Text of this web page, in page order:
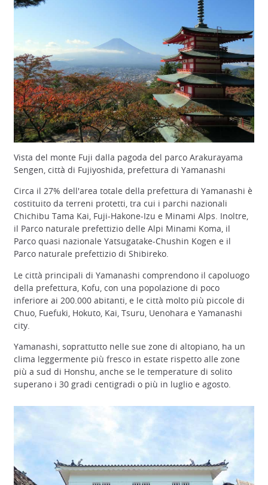
Vista del monte Fuji dalla pagoda del parco Arakurayama
Sengen, città di Fujiyoshida, prefettura di Yamanashi
Circa il 27% dell'area totale della prefettura di Yamanashi è
costituito da terreni protetti, tra cui i parchi nazionali
Chichibu Tama Kai, Fuji-Hakone-Izu e Minami Alps. Inoltre,
il Parco naturale prefettizio delle Alpi Minami Koma, il
Parco quasi nazionale Yatsugatake-Chushin Kogen e il
Parco naturale prefettizio di Shibireko.
Le città principali di Yamanashi comprendono il capoluogo
della prefettura, Kofu, con una popolazione di poco
inferiore ai 200.000 abitanti, e le città molto più piccole di
Chuo, Fuefuki, Hokuto, Kai, Tsuru, Uenohara e Yamanashi
city.
Yamanashi, soprattutto nelle sue zone di altopiano, ha un
clima leggermente più fresco in estate rispetto alle zone
più a sud di Honshu, anche se le temperature di solito
superano i 30 gradi centigradi o più in luglio e agosto.